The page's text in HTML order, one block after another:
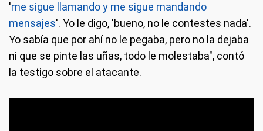
'me sigue llamando y me sigue mandando
mensajes'. Yo le digo, 'bueno, no le contestes nada'.
Yo sabía que por ahí no le pegaba, pero no la dejaba
ni que se pinte las uñas, todo le molestaba", contó
la testigo sobre el atacante.